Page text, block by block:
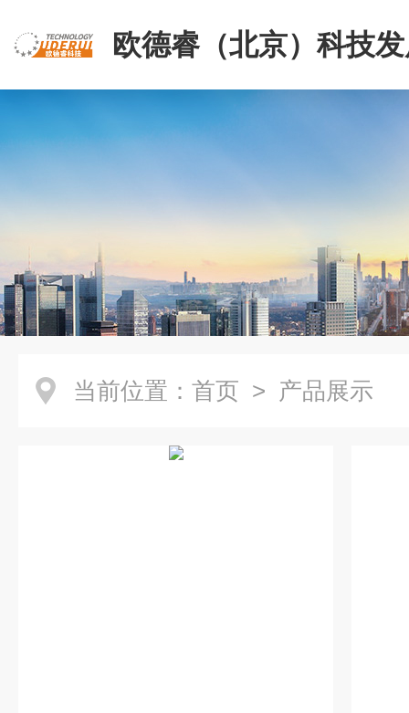
欧德睿（北京）科技
公司
当前位置： 首页 > 产品展示